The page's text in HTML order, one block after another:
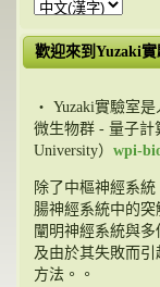
歡迎來到Yuzaki實
・ Yuzaki實驗室
微生物群 - 量子計
University） wpi-
除了中樞神經系
腸神經系統中的
闡明神經系統與
及由於其失敗而
方法。。